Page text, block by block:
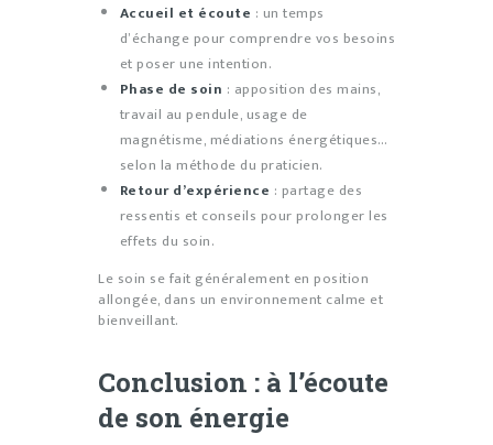
Accueil et écoute : un temps
d’échange pour comprendre vos besoins
et poser une intention.
Phase de soin : apposition des mains,
travail au pendule, usage de
magnétisme, médiations énergétiques…
selon la méthode du praticien.
Retour d’expérience : partage des
ressentis et conseils pour prolonger les
effets du soin.
Le soin se fait généralement en position
allongée, dans un environnement calme et
bienveillant.
Conclusion : à l’écoute
de son énergie